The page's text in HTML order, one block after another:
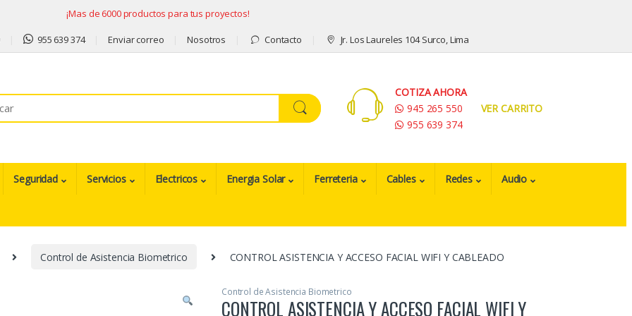
¡Mas de 6000 productos para tus proyectos!
955 639 374 Enviar correo Nosotros Contacto Jr. Los Laureles 104 Surco, Lima
COTIZA AHORA
945 265 550
955 639 374
VER CARRITO
Seguridad Servicios Electricos Energia Solar Ferreteria Cables Redes Audio
Control de Asistencia Biometrico CONTROL ASISTENCIA Y ACCESO FACIAL WIFI Y CABLEADO
Control de Asistencia Biometrico
CONTROL ASISTENCIA Y ACCESO FACIAL WIFI Y